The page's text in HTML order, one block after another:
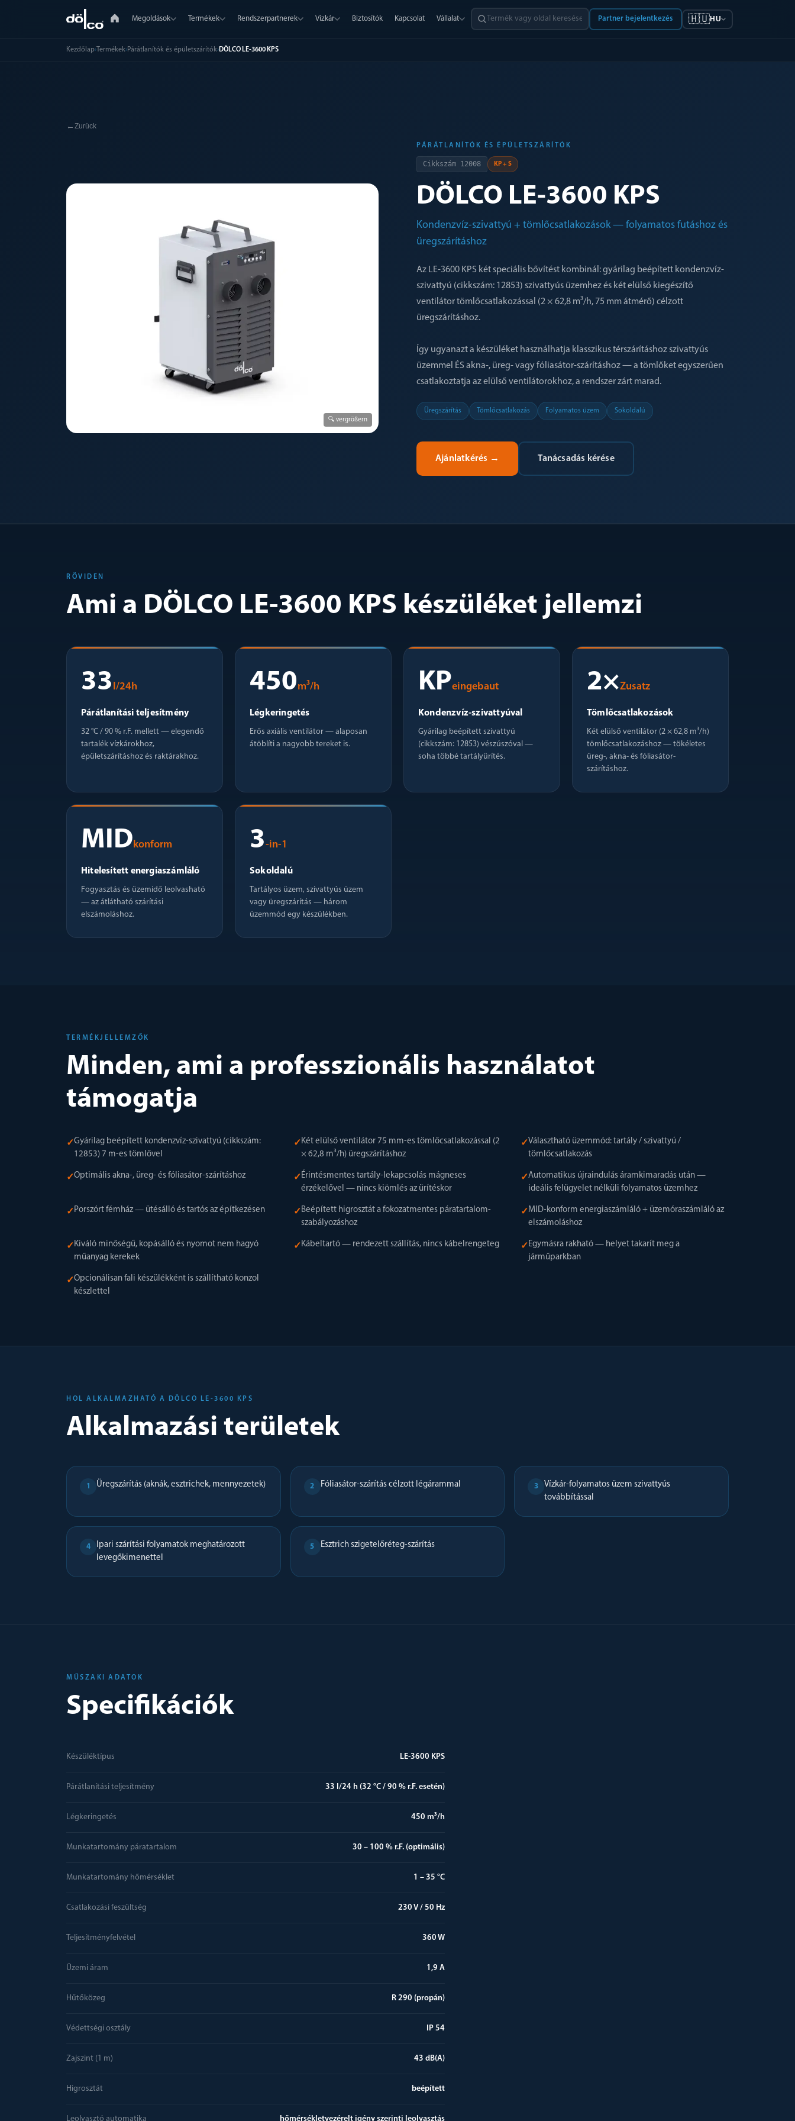
Megoldások Termékek Rendszerpartnerek Vízkár Biztosítók Kapcsolat Vállalat Partner bejelentkezés 🇭🇺HU
Kezdőlap› Termékek›Párátlanítók és épületszárítók›DÖLCO LE-3600 KPS
← Zurück
🔍 vergrößern
PÁRÁTLANÍTÓK ÉS ÉPÜLETSZÁRÍTÓK
Cikkszám 12008 KP + S
DÖLCO LE-3600 KPS
Kondenzvíz-szivattyú + tömlőcsatlakozások — folyamatos futáshoz és
üregszárításhoz
Az LE-3600 KPS két speciális bővítést kombinál: gyárilag beépített kondenzvíz-
szivattyú (cikkszám: 12853) szivattyús üzemhez és két elülső kiegészítő
ventilátor tömlőcsatlakozással (2 × 62,8 m³/h, 75 mm átmérő) célzott
üregszárításhoz.
Így ugyanazt a készüléket használhatja klasszikus térszárításhoz szivattyús
üzemmel ÉS akna-, üreg- vagy fóliasátor-szárításhoz — a tömlőket egyszerűen
csatlakoztatja az elülső ventilátorokhoz, a rendszer zárt marad.
Üregszárítás Tömlőcsatlakozás Folyamatos üzem Sokoldalú
Ajánlatkérés → Tanácsadás kérése
RÖVIDEN
Ami a DÖLCO LE-3600 KPS készüléket jellemzi
33 l/24h
Párátlanítási teljesítmény
32 °C / 90 % r.F. mellett — elegendő
tartalék vízkárokhoz,
épületszárításhoz és raktárakhoz.
450m³/h
Légkeringetés
Erős axiális ventilátor — alaposan
átöblíti a nagyobb tereket is.
KPeingebaut
Kondenzvíz-szivattyúval
Gyárilag beépített szivattyú
(cikkszám: 12853) vészúszóval —
soha többé tartályürítés.
2×Zusatz
Tömlőcsatlakozások
Két elülső ventilátor (2 × 62,8 m³/h)
tömlőcsatlakozáshoz — tökéletes
üreg-, akna- és fóliasátor-
szárításhoz.
MIDkonform
Hitelesített energiaszámláló
Fogyasztás és üzemidő leolvasható
— az átlátható szárítási
elszámoláshoz.
3-in-1
Sokoldalú
Tartályos üzem, szivattyús üzem
vagy üregszárítás — három
üzemmód egy készülékben.
TERMÉKJELLEMZŐK
Minden, ami a professzionális használatot
támogatja
✓Gyárilag beépített kondenzvíz-szivattyú (cikkszám:
12853) 7 m-es tömlővel
✓ Két elülső ventilátor 75 mm-es tömlőcsatlakozással (2
× 62,8 m³/h) üregszárításhoz
✓Választható üzemmód: tartály / szivattyú /
tömlőcsatlakozás
✓Optimális akna-, üreg- és fóliasátor-szárításhoz ✓ Érintésmentes tartály-lekapcsolás mágneses
érzékelővel — nincs kiömlés az ürítéskor
✓Automatikus újraindulás áramkimaradás után —
ideális felügyelet nélküli folyamatos üzemhez
✓ Porszórt fémház — ütésálló és tartós az építkezésen ✓ Beépített higrosztát a fokozatmentes páratartalom-
szabályozáshoz
✓ MID-konform energiaszámláló + üzemóraszámláló az
elszámoláshoz
✓ Kiváló minőségű, kopásálló és nyomot nem hagyó
műanyag kerekek
✓ Kábeltartó — rendezett szállítás, nincs kábelrengeteg ✓ Egymásra rakható — helyet takarít meg a
járműparkban
✓Opcionálisan fali készülékként is szállítható konzol
készlettel
HOL ALKALMAZHATÓ A DÖLCO LE-3600 KPS
Alkalmazási területek
1 Üregszárítás (aknák, esztrichek, mennyezetek) 2 Fóliasátor-szárítás célzott légárammal 3
Vízkár-folyamatos üzem szivattyús
továbbítással
4
Ipari szárítási folyamatok meghatározott
levegőkimenettel
5 Esztrich szigetelőréteg-szárítás
MŰSZAKI ADATOK
Specifikációk
Készüléktípus LE-3600 KPS
Párátlanítási teljesítmény 33 l/24 h (32 °C / 90 % r.F. esetén)
Légkeringetés 450 m³/h
Munkatartomány páratartalom 30 – 100 % r.F. (optimális)
Munkatartomány hőmérséklet 1 – 35 °C
Csatlakozási feszültség 230 V / 50 Hz
Teljesítményfelvétel 360 W
Üzemi áram 1,9 A
Hűtőközeg R 290 (propán)
Védettségi osztály IP 54
Zajszint (1 m) 43 dB(A)
Higrosztát beépített
Leolvasztó automatika hőmérsékletvezérelt igény szerinti leolvasztás